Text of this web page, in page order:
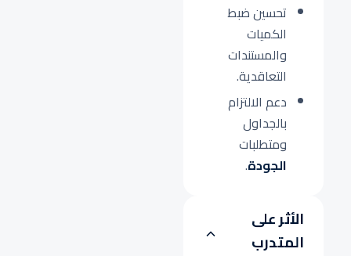
تحسين ضبط
الكميات
والمستندات
التعاقدية.
دعم الالتزام
بالجداول
ومتطلبات
الجودة.
الأثر على
المتدرب